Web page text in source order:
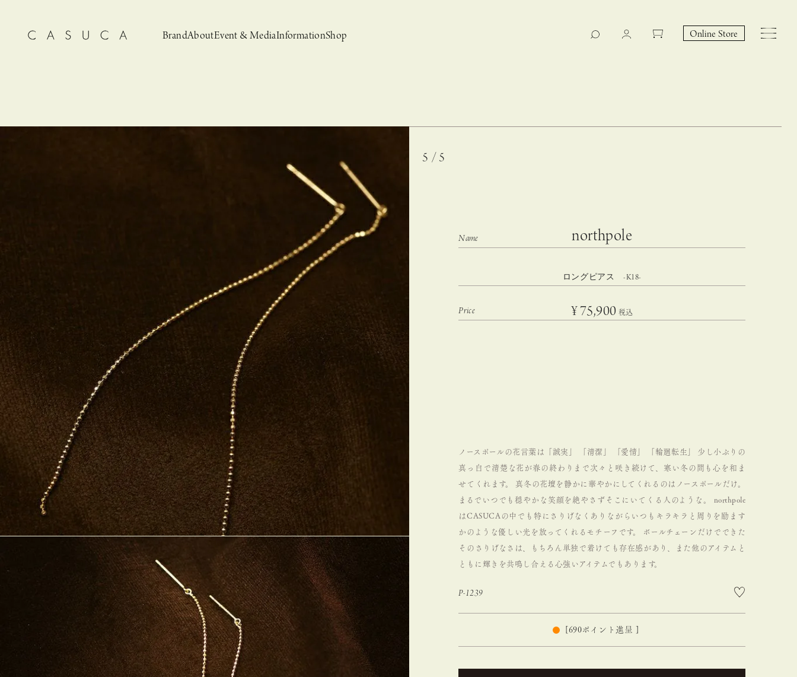
Brand
ブライダルアクセサリーブランド
コラボレーションブランド
CASUCAと満島ひかりの
コラボレーションブランド
AboutEvent & Media
EY Collection 誕生のお知らせ 山際恵美子さん × CAS
UCA
InformationShop Online Store
5 / 5
northpole
ロングピアス -K18-
¥75,900 税込
ノースポールの花言葉は「誠実」 「清潔」 「愛情」 「輪廻転生」 少し小ぶりの
真っ白で清楚な花が春の終わりまで次々と咲き続けて、寒い冬の間も心を和ま
せてくれます。 真冬の花壇を静かに華やかにしてくれるのはノースポールだけ。
まるでいつでも穏やかな笑顔を絶やさずそこにいてくる人のような。 northpole
はCASUCAの中でも特にさりげなくありながらいつもキラキラと周りを励ます
かのような優しい光を放ってくれるモチーフです。 ボールチェーンだけでできた
そのさりげなさは、もちろん単独で着けても存在感があり、また他のアイテムと
ともに輝きを共鳴し合える心強いアイテムでもあります。
P-1239
690ポイント進呈 ]